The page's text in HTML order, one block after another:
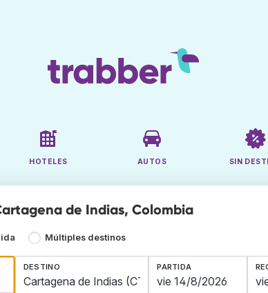
HOTELES AUTOS SIN
de Indias, Colombia
Múltiples destinos
DESTINO PARTIDA